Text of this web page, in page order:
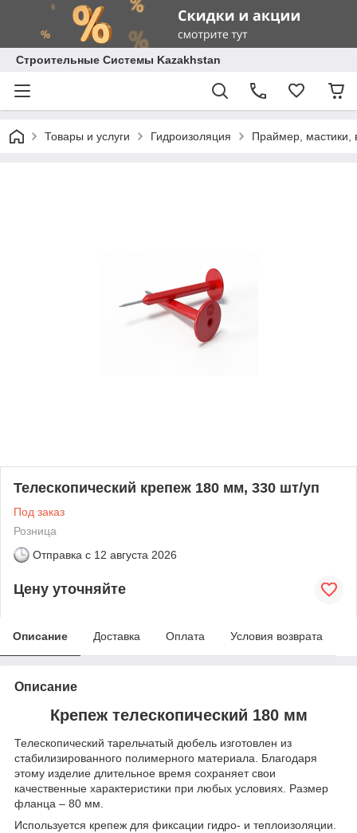
Строительные Системы Kazakhstan
Товары и услуги Гидроизоляция Праймер, мастики,
Телескопический крепеж 180 мм, 330 шт/уп
Под заказ
Розница
Отправка с 12 августа 2026
Цену уточняйте
Описание Доставка Оплата Условия возврата
Описание
Крепеж телескопический 180 мм
Телескопический тарельчатый дюбель изготовлен из
стабилизированного полимерного материала. Благодаря
этому изделие длительное время сохраняет свои
качественные характеристики при любых условиях. Размер
фланца – 80 мм.
Используется крепеж для фиксации гидро- и теплоизоляции.